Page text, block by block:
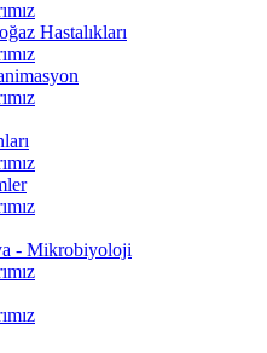
Hastalıkları
- Mikrobiyoloji